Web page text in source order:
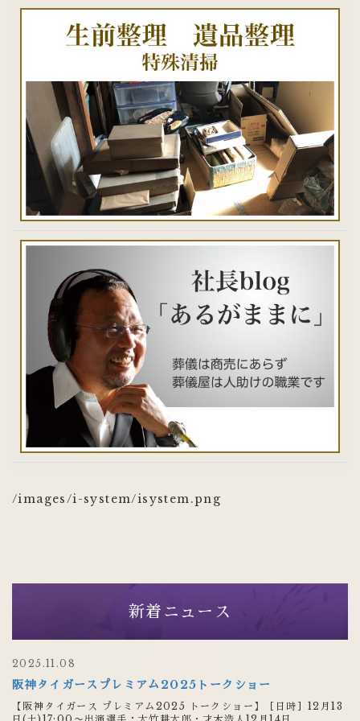
/images/i-system/isystem.png
新着ニュース
2025.11.08
阪神タイガースプレミアム2025トークショー
【阪神タイガース プレミアム2025 トークショー】［日時］12月13